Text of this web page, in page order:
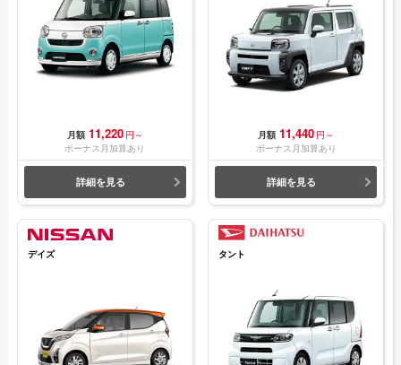
月額 11,220 円～
ボーナス月加算あり
詳細を見る
月額 11,440 円～
ボーナス月加算あり
詳細を見る
デイズ タント